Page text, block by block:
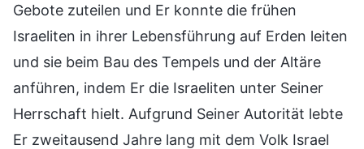
Gebote zuteilen und Er konnte die frühen
Israeliten in ihrer Lebensführung auf Erden leiten
und sie beim Bau des Tempels und der Altäre
anführen, indem Er die Israeliten unter Seiner
Herrschaft hielt. Aufgrund Seiner Autorität lebte
Er zweitausend Jahre lang mit dem Volk Israel